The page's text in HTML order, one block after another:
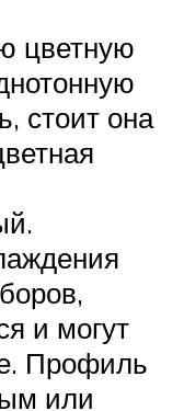
цветную
стоит она
и могут
Профиль
или